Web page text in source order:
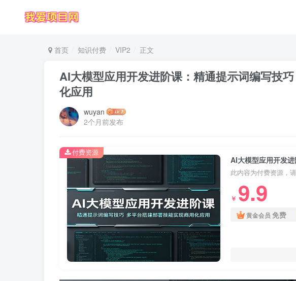
首页 知识付费 VIP2 正文
AI大模型应用开发进阶课：精通提示词编写技
化应用
wuyan
2个月前发布
此内容为付费资源，
￥ 9.9
黄金会员 免费
付费资源